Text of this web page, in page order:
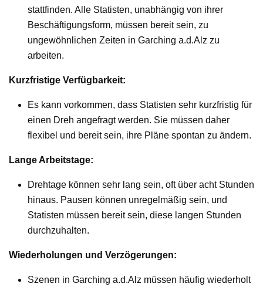
stattfinden. Alle Statisten, unabhängig von ihrer
Beschäftigungsform, müssen bereit sein, zu
ungewöhnlichen Zeiten in Garching a.d.Alz zu
arbeiten.
Kurzfristige Verfügbarkeit:
Es kann vorkommen, dass Statisten sehr kurzfristig für
einen Dreh angefragt werden. Sie müssen daher
flexibel und bereit sein, ihre Pläne spontan zu ändern.
Lange Arbeitstage:
Drehtage können sehr lang sein, oft über acht Stunden
hinaus. Pausen können unregelmäßig sein, und
Statisten müssen bereit sein, diese langen Stunden
durchzuhalten.
Wiederholungen und Verzögerungen:
Szenen in Garching a.d.Alz müssen häufig wiederholt